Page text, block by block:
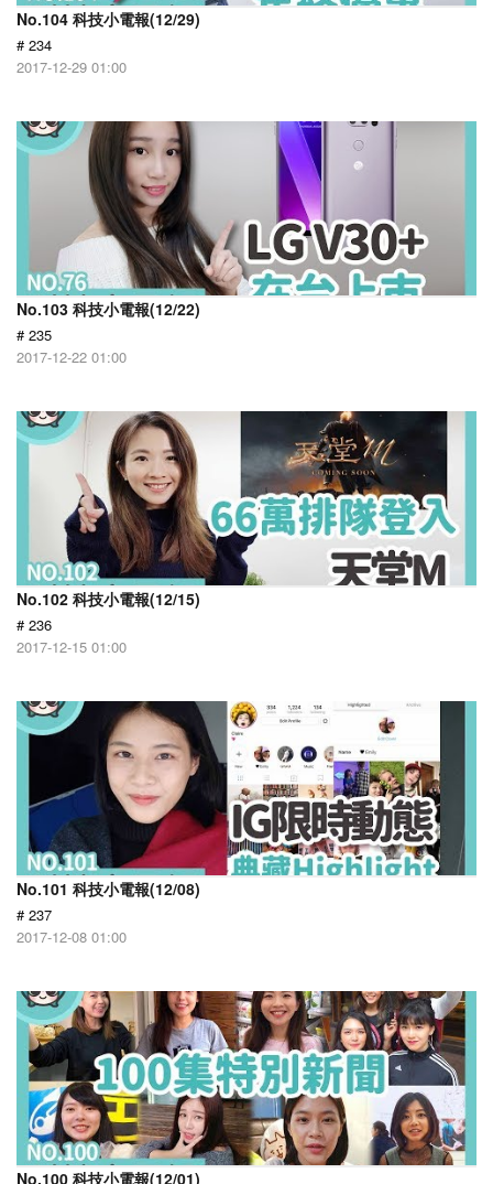
No.104 科技小電報(12/29)
# 234
2017-12-29 01:00
No.103 科技小電報(12/22)
# 235
2017-12-22 01:00
No.102 科技小電報(12/15)
# 236
2017-12-15 01:00
No.101 科技小電報(12/08)
# 237
2017-12-08 01:00
No.100 科技小電報(12/01)